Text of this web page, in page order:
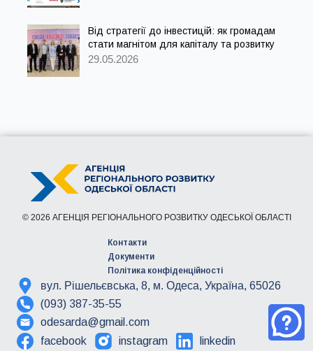
Від стратегії до інвестицій: як громадам
стати магнітом для капіталу та розвитку
29.05.2026
© 2026 АГЕНЦІЯ РЕГІОНАЛЬНОГО РОЗВИТКУ ОДЕСЬКОЇ ОБЛАСТІ
Контакти
Документи
Політика конфіденційності
вул. Рішельєвська, 8, м. Одеса, Україна, 65026
(093) 387-35-55
odesarda@gmail.com
facebook
instagram linkedin